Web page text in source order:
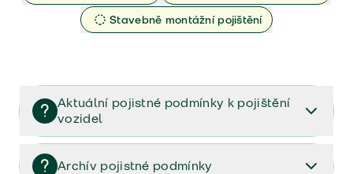
Stavebně montážní pojištění
Aktuální pojistné podmínky k pojištění
vozidel
Pojištění vozidel/Pojistné podmínky a vše důležité ke
smlouvě (PDF)
Archív pojistné podmínky